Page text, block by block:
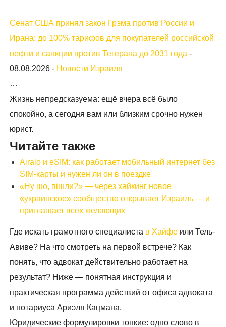
Сенат США принял закон Грэма против России и
Ирана: до 100% тарифов для покупателей российской
нефти и санкции против Тегерана до 2031 года -
08.08.2026 - Новости Израиля
…
Жизнь непредсказуема: ещё вчера всё было
спокойно, а сегодня вам или близким срочно нужен
юрист.
Читайте также
Airalo и eSIM: как работает мобильный интернет без
SIM-карты и нужен ли он в поездке
«Ну шо, пішли?» — через хайкинг новое
«украинское» сообщество открывает Израиль — и
приглашает всех желающих
Где искать грамотного специалиста в Хайфе или Тель-
Авиве? На что смотреть на первой встрече? Как
понять, что адвокат действительно работает на
результат? Ниже — понятная инструкция и
практическая программа действий от офиса адвоката
и нотариуса Ариэля Кацмана.
Юридические формулировки тонкие: одно слово в